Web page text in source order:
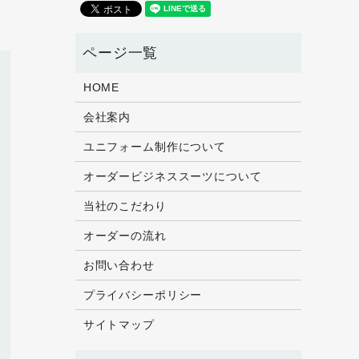
HOME
会社案内
ユニフォーム制作について
オーダービジネススーツについて
当社のこだわり
オーダーの流れ
お問い合わせ
プライバシーポリシー
サイトマップ